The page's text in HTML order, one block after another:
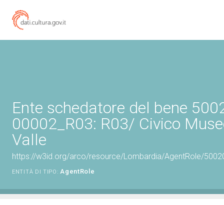
Ente schedatore del bene
00002_R03: R03/ Civico
Valle
https://w3id.org/arco/resource/Lombardia/AgentRole/
ENTITÀ DI TIPO: AgentRole